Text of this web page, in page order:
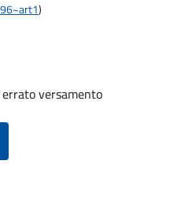
)
versamento